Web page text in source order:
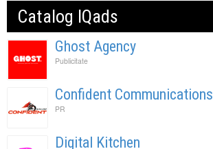
Catalog IQads
Ghost Agency
Publicitate
Confident Communications
PR
Digital Kitchen